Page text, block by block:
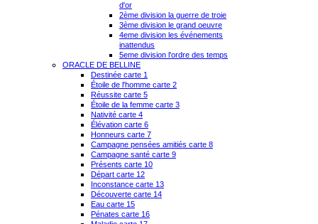
d'or
2ème division la guerre de troie
3ème division le grand oeuvre
4eme division les événements
inattendus
5eme division l'ordre des temps
ORACLE DE BELLINE
Destinée carte 1
Étoile de l'homme carte 2
Réussite carte 5
Étoile de la femme carte 3
Nativité carte 4
Élévation carte 6
Honneurs carte 7
Campagne pensées amitiés carte 8
Campagne santé carte 9
Présents carte 10
Départ carte 12
Inconstance carte 13
Découverte carte 14
Eau carte 15
Pénates carte 16